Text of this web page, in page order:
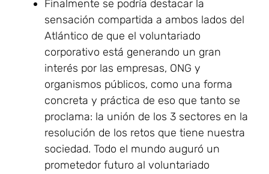
Finalmente se podría destacar la
sensación compartida a ambos lados del
Atlántico de que el voluntariado
corporativo está generando un gran
interés por las empresas, ONG y
organismos públicos, como una forma
concreta y práctica de eso que tanto se
proclama: la unión de los 3 sectores en la
resolución de los retos que tiene nuestra
sociedad. Todo el mundo auguró un
prometedor futuro al voluntariado